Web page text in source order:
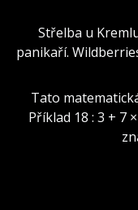
Střelba u
panikaří.
Tato
Příklad 18 : 3 + 7